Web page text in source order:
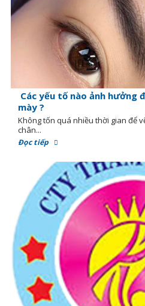
Các yếu tố nào ảnh hưởng
mày ?
Không tốn quá nhiều thời gian để
chân...
Đọc tiếp